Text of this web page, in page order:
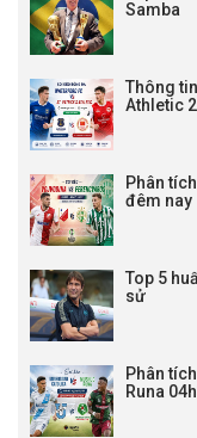
Samba
Thông
Athletic
Phân
đêm nay
Top 5
sử
Phân
Runa